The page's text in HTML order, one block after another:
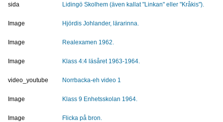
sida Lidingö Skolhem (även kallat "Linkan" eller "Kråkis").
Image Hjördis Johlander, lärarinna.
Image Realexamen 1962.
Image Klass 4:4 läsåret 1963-1964.
video_youtube Norrbacka-eh video 1
Image Klass 9 Enhetsskolan 1964.
Image Flicka på bron.